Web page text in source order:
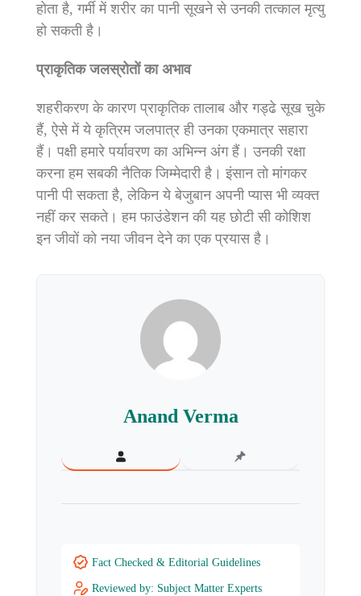
होता है, गर्मी में शरीर का पानी सूखने से उनकी तत्काल मृत्यु
हो सकती है।
प्राकृतिक जलस्रोतों का अभाव
शहरीकरण के कारण प्राकृतिक तालाब और गड्ढे सूख चुके
हैं, ऐसे में ये कृत्रिम जलपात्र ही उनका एकमात्र सहारा
हैं। पक्षी हमारे पर्यावरण का अभिन्न अंग हैं। उनकी रक्षा
करना हम सबकी नैतिक जिम्मेदारी है। इंसान तो मांगकर
पानी पी सकता है, लेकिन ये बेजुबान अपनी प्यास भी व्यक्त
नहीं कर सकते। हम फाउंडेशन की यह छोटी सी कोशिश
इन जीवों को नया जीवन देने का एक प्रयास है।
Anand Verma
Fact Checked & Editorial Guidelines
Reviewed by: Subject Matter Experts